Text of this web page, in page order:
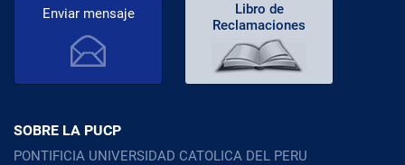
Enviar mensaje
Libro de
Reclamaciones
SOBRE LA PUCP
PONTIFICIA UNIVERSIDAD CATOLICA DEL PERU